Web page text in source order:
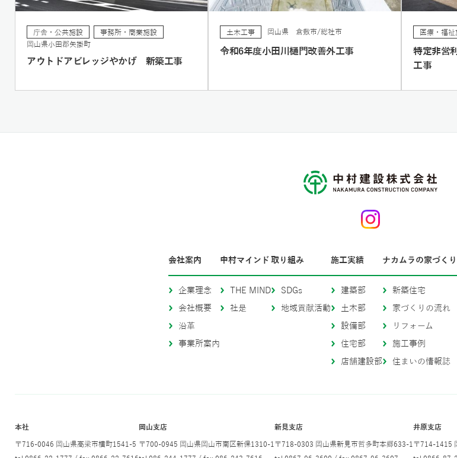
庁舎・公共施設
事務所・商業施設
岡山県小田郡矢掛町
アウトドアビレッジやかげ 新築工事
土木工事 岡山県 倉敷市/総社市
令和6年度小田川樋門改善外工事
医療・福祉
特定非営
工事
会社案内
企業理念
会社概要
沿革
事業所案内
中村マインド
THE MIND
社是
取り組み
SDGs
地域貢献活動
施工実績
建築部
土木部
設備部
住宅部
店舗建設部
ナカムラの家づくり
新築住宅
家づくりの流れ
リフォーム
施工事例
住まいの情報誌
本社
〒716-0046 岡山県高梁市横町1541-5
岡山支店
〒700-0945 岡山県岡山市南区新保1310-1
新見支店
〒718-0303 岡山県新見市哲多町本郷633-1
井原支店
〒714-1415